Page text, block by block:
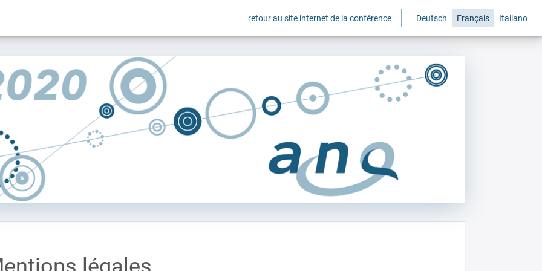
retour au site internet de la conférence Deutsch Français Italiano